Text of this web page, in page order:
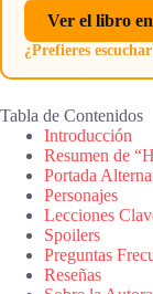
Ver el libro
¿Prefieres
Tabla de Contenidos
Introducción
Resumen de
Portada
Personajes
Lecciones
Spoilers
Preguntas
Reseñas